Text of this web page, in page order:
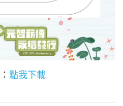
點我下載